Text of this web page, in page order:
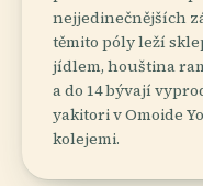
nejjedinečnějších
těmito póly leží
jídlem, houština
a do 14 bývají
yakitori v Omoide
kolejemi.